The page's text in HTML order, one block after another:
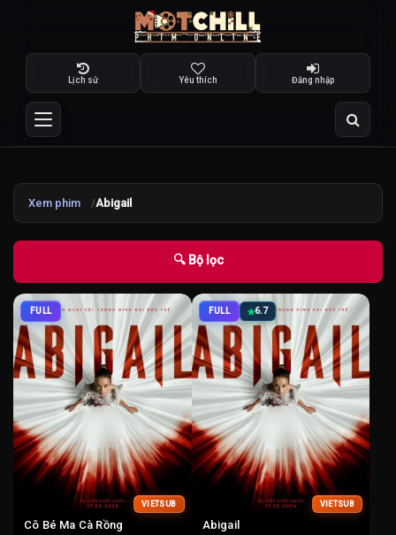
Lịch sử Yêu thích Đăng nhập
Xem phim Abigail
🔍 Bộ lọc
FULL
VIETSUB
Cô Bé Ma Cà Rồng
FULL 6.7
VIETSUB
Abigail